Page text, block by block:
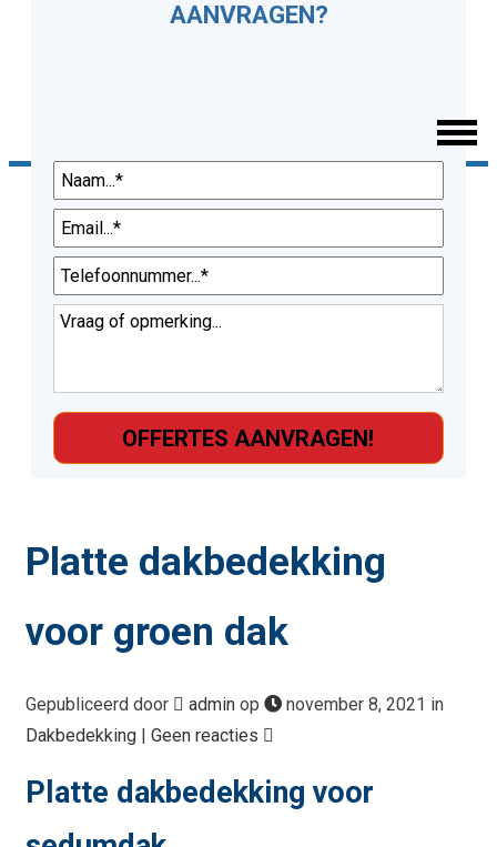
GRATIS EN VRIJBLIJVEND
AANVRAGEN?
Gelieve dit veld leeg te laten.
Platte dakbedekking
voor groen dak
Gepubliceerd door admin op
november 8, 2021 in
Dakbedekking | Geen reacties
Platte dakbedekking voor